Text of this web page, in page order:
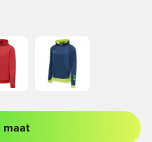
of je aan te melden als lid
maat